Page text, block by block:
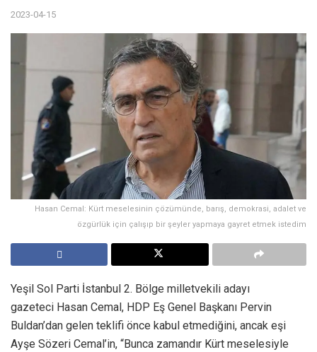
2023-04-15
Hasan Cemal: Kürt meselesinin çözümünde, barış, demokrasi, adalet ve
özgürlük için çalışıp bir şeyler yapmaya gayret etmek istedim
Yeşil Sol Parti İstanbul 2. Bölge milletvekili adayı
gazeteci Hasan Cemal, HDP Eş Genel Başkanı Pervin
Buldan’dan gelen teklifi önce kabul etmediğini, ancak eşi
Ayşe Sözeri Cemal’in, “Bunca zamandır Kürt meselesiyle